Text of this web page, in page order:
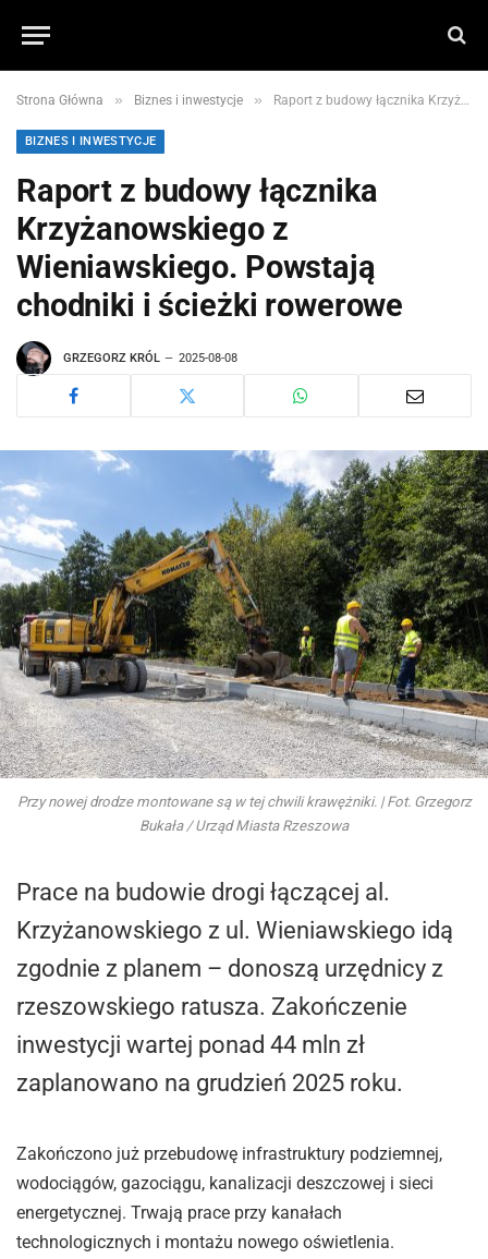
Strona Główna » Biznes i inwestycje » Raport z budowy łącznika Krzyżanowskiego z Wieniawskiego. Powstają chodniki i ścieżki rowerowe
BIZNES I INWESTYCJE
Raport z budowy łącznika
Krzyżanowskiego z
Wieniawskiego. Powstają
chodniki i ścieżki rowerowe
GRZEGORZ KRÓL 2025-08-08
Przy nowej drodze montowane są w tej chwili krawężniki. | Fot. Grzegorz
Bukała / Urząd Miasta Rzeszowa
Prace na budowie drogi łączącej al.
Krzyżanowskiego z ul. Wieniawskiego idą
zgodnie z planem – donoszą urzędnicy z
rzeszowskiego ratusza. Zakończenie
inwestycji wartej ponad 44 mln zł
zaplanowano na grudzień 2025 roku.
Zakończono już przebudowę infrastruktury podziemnej,
wodociągów, gazociągu, kanalizacji deszczowej i sieci
energetycznej. Trwają prace przy kanałach
technologicznych i montażu nowego oświetlenia.